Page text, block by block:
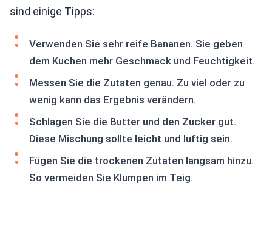
sind einige Tipps:
Verwenden Sie sehr reife Bananen. Sie geben
dem Kuchen mehr Geschmack und Feuchtigkeit.
Messen Sie die Zutaten genau. Zu viel oder zu
wenig kann das Ergebnis verändern.
Schlagen Sie die Butter und den Zucker gut.
Diese Mischung sollte leicht und luftig sein.
Fügen Sie die trockenen Zutaten langsam hinzu.
So vermeiden Sie Klumpen im Teig.